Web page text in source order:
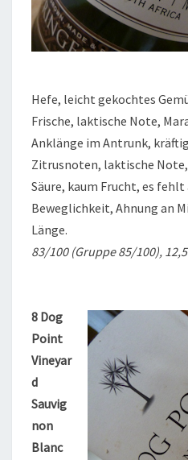
Hefe, leicht gekochtes
Frische, laktische Note,
Anklänge im Antrunk,
Zitrusnoten, laktische
Säure, kaum Frucht, es fehlt
Beweglichkeit, Ahnung an
Länge.
83/100 (Gruppe 85/100),
8 Dog
Point
Vineyar
d
Sauvig
non
Blanc